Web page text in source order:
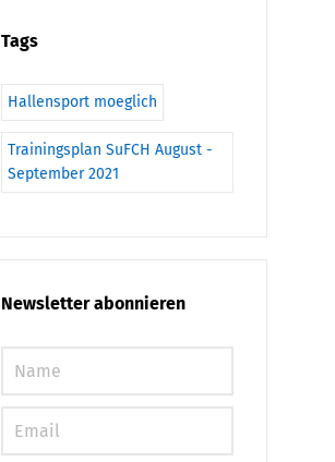
Tags
Hallensport moeglich
Trainingsplan SuFCH August -
September 2021
Newsletter abonnieren